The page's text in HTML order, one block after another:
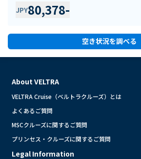
JPY80,378-
空き状況を調べる
About VELTRA
VELTRA Cruise（ベルトラクルーズ）とは
よくあるご質問
MSCクルーズに関するご質問
プリンセス・クルーズに関するご質問
Legal Information